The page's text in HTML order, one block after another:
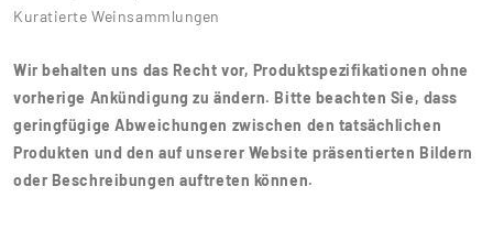
Kuratierte Weinsammlungen
Wir behalten uns das Recht vor, Produktspezifikationen ohne
vorherige Ankündigung zu ändern. Bitte beachten Sie, dass
geringfügige Abweichungen zwischen den tatsächlichen
Produkten und den auf unserer Website präsentierten Bildern
oder Beschreibungen auftreten können.